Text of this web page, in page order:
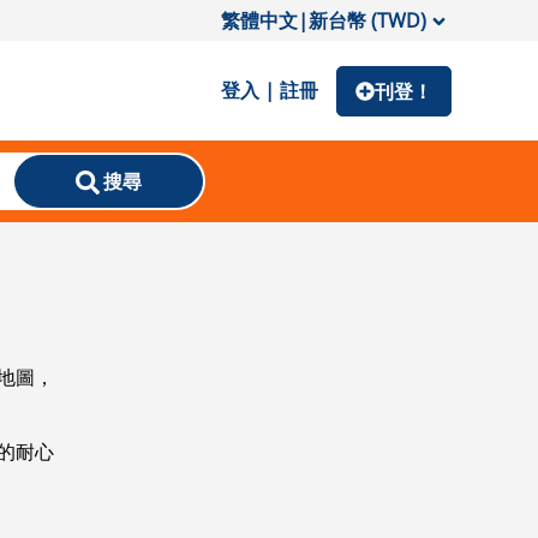
繁體中文|新台幣 (TWD)
登入 | 註冊 刊登！
搜尋
圖，
耐心